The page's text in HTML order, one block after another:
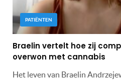
PATIËNTEN
Braelin vertelt hoe zij
overwon met cannabis
Het leven van Braelin